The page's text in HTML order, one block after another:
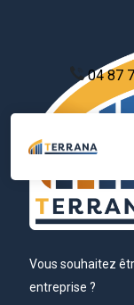
04 87
Vous souhaitez
entreprise ?